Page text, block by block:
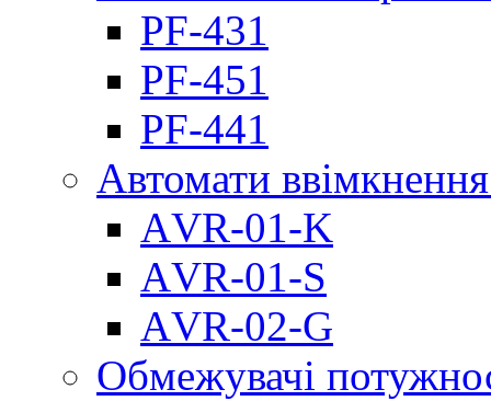
PF-431
PF-451
PF-441
Автомати
АVR-01-K
АVR-01-S
АVR-02-G
Обмежувачі